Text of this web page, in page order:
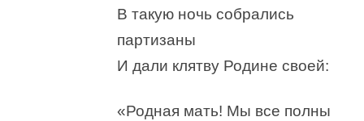
В такую ночь собрались
партизаны
И дали клятву Родине своей:
«Родная мать! Мы все полны